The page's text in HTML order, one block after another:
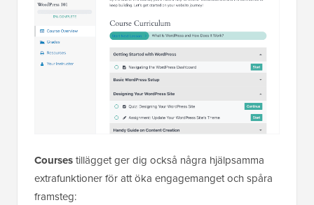
Coursestillägget ger dig också några hjälpsamma
extrafunktioner för att öka engagemanget och spåra
framsteg: